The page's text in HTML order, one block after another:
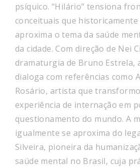
psíquico. “Hilário” tensiona
conceituais que historicamente
aproxima o tema da saúde
da cidade. Com direção de Nei
dramaturgia de Bruno Estrela,
dialoga com referências como
Rosário, artista que
experiência de internação em
questionamento do mundo. A
igualmente se aproxima do
Silveira, pioneira da
saúde mental no Brasil, cuja